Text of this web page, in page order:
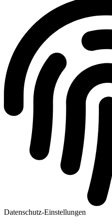
Datenschutz-Einstellungen